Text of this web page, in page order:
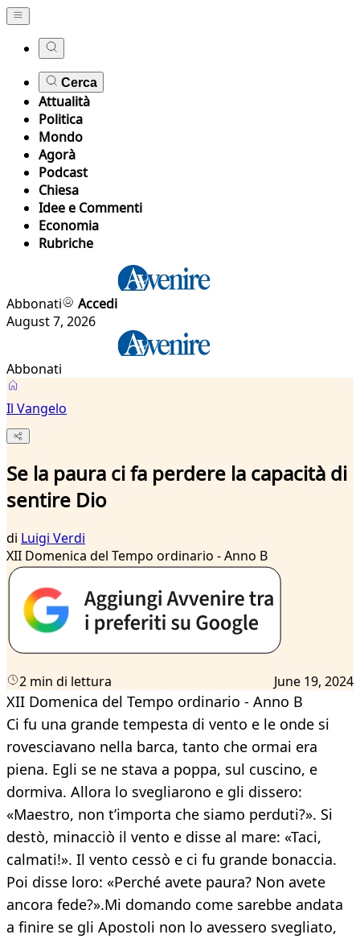
Cerca
Attualità
Politica
Mondo
Agorà
Podcast
Chiesa
Idee e Commenti
Economia
Rubriche
Abbonati
Accedi
August 7, 2026
Abbonati
Il Vangelo
Se la paura ci fa perdere la capacità di
sentire Dio
di Luigi Verdi
XII Domenica del Tempo ordinario - Anno B
2 min di lettura June 19, 2024
XII Domenica del Tempo ordinario - Anno B
Ci fu una grande tempesta di vento e le onde si
rovesciavano nella barca, tanto che ormai era
piena. Egli se ne stava a poppa, sul cuscino, e
dormiva. Allora lo svegliarono e gli dissero:
«Maestro, non t’importa che siamo perduti?». Si
destò, minacciò il vento e disse al mare: «Taci,
calmati!». Il vento cessò e ci fu grande bonaccia.
Poi disse loro: «Perché avete paura? Non avete
ancora fede?».Mi domando come sarebbe andata
a finire se gli Apostoli non lo avessero svegliato,